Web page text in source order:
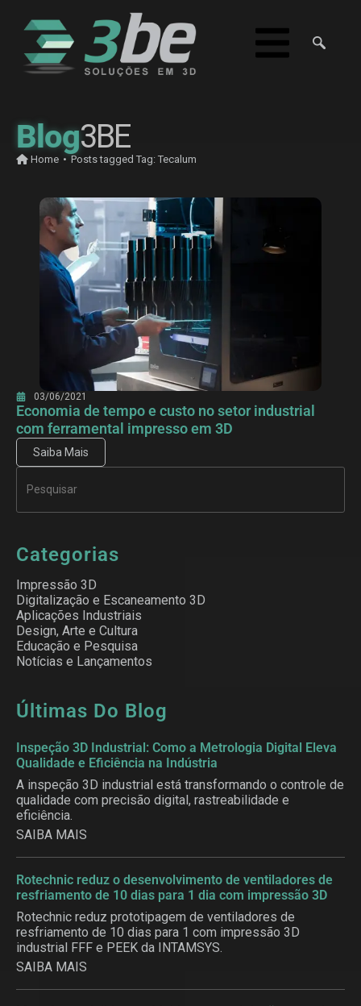
Blog3BE
Home • Posts tagged Tag: Tecalum
03/06/2021
Economia de tempo e custo no setor industrial
com ferramental impresso em 3D
Saiba Mais
Categorias
Impressão 3D
Digitalização e Escaneamento 3D
Aplicações Industriais
Design, Arte e Cultura
Educação e Pesquisa
Notícias e Lançamentos
Últimas Do Blog
Inspeção 3D Industrial: Como a Metrologia Digital Eleva
Qualidade e Eficiência na Indústria
A inspeção 3D industrial está transformando o controle de
qualidade com precisão digital, rastreabilidade e
eficiência.
SAIBA MAIS
Rotechnic reduz o desenvolvimento de ventiladores de
resfriamento de 10 dias para 1 dia com impressão 3D
Rotechnic reduz prototipagem de ventiladores de
resfriamento de 10 dias para 1 com impressão 3D
industrial FFF e PEEK da INTAMSYS.
SAIBA MAIS